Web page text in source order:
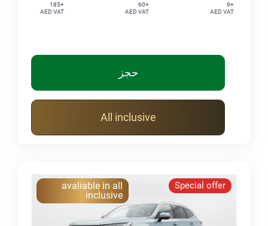
+9
AED VAT
+60
AED VAT
+185
AED VAT
حجز
All inclusive
Special offer
avaliable in all
inclusive